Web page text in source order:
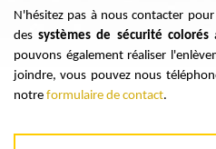
N'hésitez pas à nous contacter
dessystèmes de sécurité colorés
pouvons également réaliser
joindre, vous pouvez nous
notre formulaire de contact.